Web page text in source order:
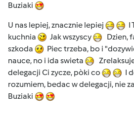
Buziaki
U nas lepiej, znacznie lepiej
I
kuchnia
Jak wszyscy
Dzien,
szkoda
Piec trzeba, bo i
nauce, no i ida swieta
delegacji Ci zycze, pòki co
I
rozumiem, bedac w delegacji, nie
Buziaki